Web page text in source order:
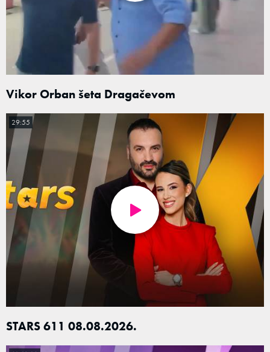
Vikor Orban šeta Dragačevom
STARS 611 08.08.2026.
29:55